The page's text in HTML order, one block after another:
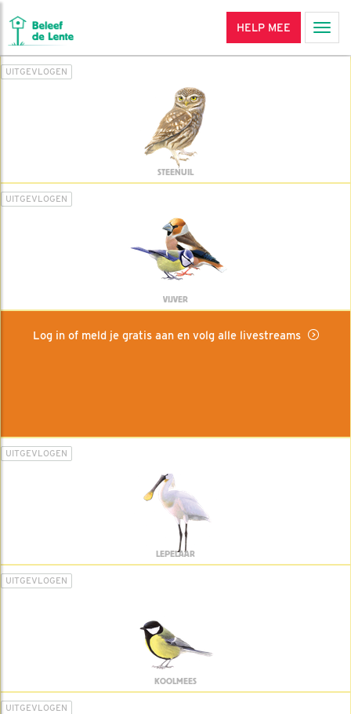
HELP MEE
UITGEVLOGEN
STEENUIL
UITGEVLOGEN
VIJVER
Log in of meld je gratis aan en volg alle livestreams
UITGEVLOGEN
LEPELAAR
UITGEVLOGEN
KOOLMEES
UITGEVLOGEN